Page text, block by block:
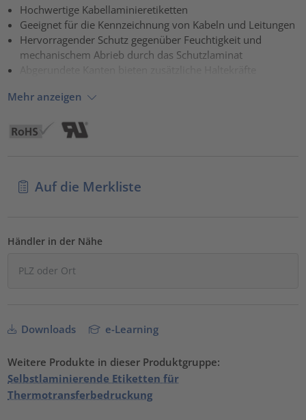
Akzeptieren
powered byUsercentrics Consent Management Platform
Hochwertige Kabellaminieretiketten
Geeignet für die Kennzeichnung von Kabeln und Leitungen
Hervorragender Schutz gegenüber Feuchtigkeit und
mechanischem Abrieb durch das Schutzlaminat
Abgerundete Kanten bieten zusätzliche Haltekräfte
Mehr anzeigen
Auf die Merkliste
Händler in der Nähe
Downloads e-Learning
Weitere Produkte in dieser Produktgruppe:
Selbstlaminierende Etiketten für
Thermotransferbedruckung